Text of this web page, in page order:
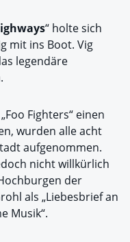
“ holte sich
mit ins Boot. Vig
legendäre
Fighters“ einen
wurden alle acht
aufgenommen.
nicht willkürlich
der
als „Liebesbrief an
Musik“.